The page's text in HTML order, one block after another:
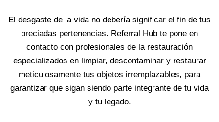
El desgaste de la vida no debería significar el fin de tus
preciadas pertenencias. Referral Hub te pone en
contacto con profesionales de la restauración
especializados en limpiar, descontaminar y restaurar
meticulosamente tus objetos irremplazables, para
garantizar que sigan siendo parte integrante de tu vida
y tu legado.